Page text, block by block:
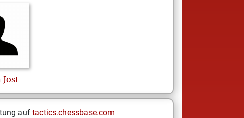
Jost
auf tactics.chessbase.com